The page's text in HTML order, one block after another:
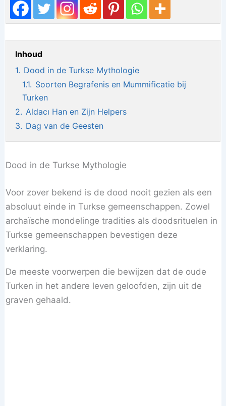
Inhoud
1. Dood in de Turkse Mythologie
1.1. Soorten Begrafenis en Mummificatie bij
Turken
2. Aldacı Han en Zijn Helpers
3. Dag van de Geesten
Dood in de Turkse Mythologie
Voor zover bekend is de dood nooit gezien als een
absoluut einde in Turkse gemeenschappen. Zowel
archaïsche mondelinge tradities als doodsrituelen in
Turkse gemeenschappen bevestigen deze
verklaring.
De meeste voorwerpen die bewijzen dat de oude
Turken in het andere leven geloofden, zijn uit de
graven gehaald.